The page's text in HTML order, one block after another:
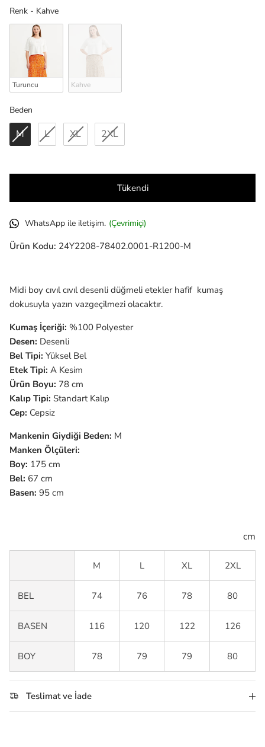
Renk - KahveRenk
Turuncu Kahve
Beden
Beden
M L XL 2XL
Tükendi
WhatsApp ile iletişim. (Çevrimiçi)
Ürün Kodu: 24Y2208-78402.0001-R1200-M
Midi boy cıvıl cıvıl desenli düğmeli etekler hafif kumaş
dokusuyla yazın vazgeçilmezi olacaktır.
Kumaş İçeriği: %100 Polyester
Desen: Desenli
Bel Tipi: Yüksel Bel
Etek Tipi: A Kesim
Ürün Boyu: 78 cm
Kalıp Tipi: Standart Kalıp
Cep: Cepsiz
Mankenin Giydiği Beden: M
Manken Ölçüleri:
Boy: 175 cm
Bel: 67 cm
Basen: 95 cm
cm
M L XL 2XL
BEL 74 76 78 80
BASEN 116 120 122 126
BOY 78 79 79 80
Teslimat ve İade